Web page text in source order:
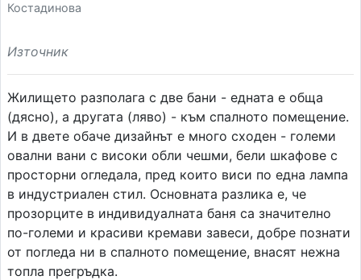
Костадинова
Източник
Жилището разполага с две бани - едната е обща
(дясно), а другата (ляво) - към спалното помещение.
И в двете обаче дизайнът е много сходен - големи
овални вани с високи обли чешми, бели шкафове с
просторни огледала, пред които виси по една лампа
в индустриален стил. Основната разлика е, че
прозорците в индивидуалната баня са значително
по-големи и красиви кремави завеси, добре познати
от погледа ни в спалното помещение, внасят нежна
топла прегръдка.